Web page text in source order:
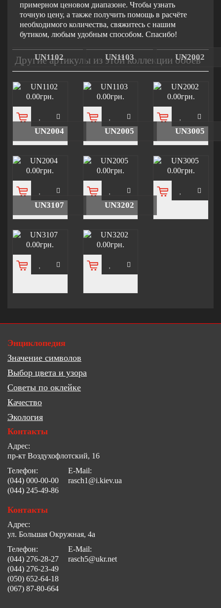
примерном ценовом диапазоне. Чтобы узнать
точную цену, а также получить помощь в расчёте
необходимого количества, свяжитесь с нашим
бутиком, любым удобным способом. Спасибо!
Другие артикулы из этой коллекции обоев
UN1102
0.00грн.
UN1103
0.00грн.
UN2002
0.00грн.
UN2004
0.00грн.
UN2005
0.00грн.
UN3005
0.00грн.
UN3107
0.00грн.
UN3202
0.00грн.
Энциклопедия
Значение символов
Выбор цвета и узора
Советы по оклейке
Качество
Экология
Контакты
Адрес:
пр-кт Воздухофлотский, 16
Телефон:
(044) 000-00-00
(044) 245-49-86
E-Mail:
rasch1@i.kiev.ua
Контакты
Адрес:
ул. Большая Окружная, 4а
Телефон:
(044) 276-28-27
(044) 276-23-49
(050) 652-64-18
(067) 87-80-664
E-Mail:
rasch5@ukr.net